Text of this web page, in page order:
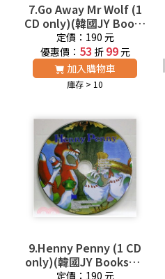
7.Go Away Mr Wolf (1
CD only)(韓國JY Books
版) 廖彩杏老師推薦有聲
書第2週
定價：190 元
優惠價： 53 折 99元
加入購物車
庫存 > 10
9.Henny Penny (1 CD
only)(韓國JY Books版)
定價：190 元